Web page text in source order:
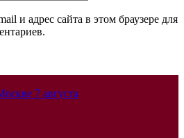
и адрес сайта в этом браузере для
7 августа